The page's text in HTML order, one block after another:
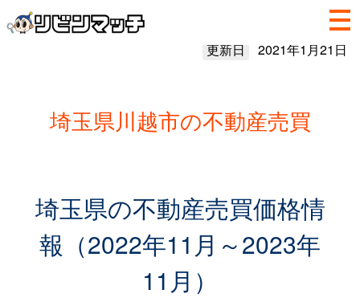
更新日 2021年1月21日
埼玉県川越市の不動産売買
埼玉県の不動産売買価格情
報（2022年11月～2023年
11月）